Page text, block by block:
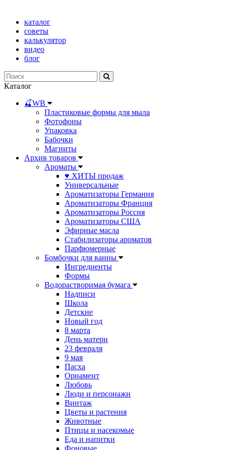
каталог
советы
калькулятор
видео
блог
Каталог
🍒WB
Пластиковые формы для мыла
Фотофоны
Упаковка
Бабочки
Магниты
Архив товаров
Ароматы
♥ ХИТЫ продаж
Универсальные
Ароматизаторы Германия
Ароматизаторы Франция
Ароматизаторы Россия
Ароматизаторы США
Эфирные масла
Стабилизаторы ароматов
Парфюмерные
Бомбочки для ванны
Ингредиенты
Формы
Водорастворимая бумага
Надписи
Школа
Детские
Новый год
8 марта
День матери
23 февраля
9 мая
Пасха
Орнамент
Любовь
Люди и персонажи
Винтаж
Цветы и растения
Животные
Птицы и насекомые
Еда и напитки
Фоновые